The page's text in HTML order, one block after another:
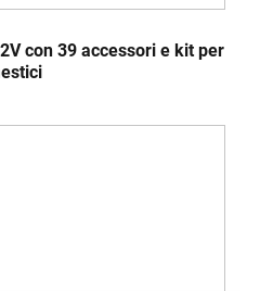
con 39 accessori e kit per